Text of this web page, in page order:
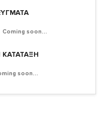
Coming soon...
soon...